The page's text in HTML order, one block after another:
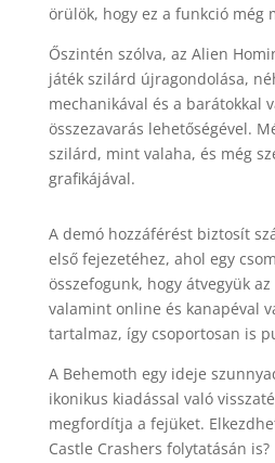
örülök, hogy ez a funkció még
Őszintén szólva, az Alien
játék szilárd újragondolása,
mechanikával és a barátokkal
összezavarás lehetőségével.
szilárd, mint valaha, és még
grafikájával.
A demó hozzáférést biztosít
első fejezetéhez, ahol egy
összefogunk, hogy átvegyük
valamint online és kanapéval
tartalmaz, így csoportosan is
A Behemoth egy ideje
ikonikus kiadással való
megfordítja a fejüket.
Castle Crashers folytatásán is?